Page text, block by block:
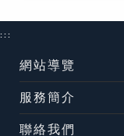
:::
網站導覽
服務簡介
聯絡我們